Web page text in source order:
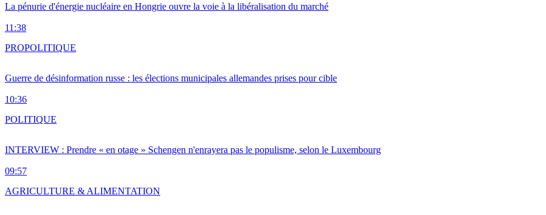
La pénurie d'énergie nucléaire en Hongrie ouvre la voie à la libéralisation du marché
11:38
Guerre de désinformation russe : les élections municipales allemandes prises pour cible
10:36
PROPOLITIQUE
INTERVIEW : Prendre « en otage » Schengen n'enrayera pas le populisme, selon le Luxembourg
09:57
POLITIQUE
AGRICULTURE & ALIMENTATION